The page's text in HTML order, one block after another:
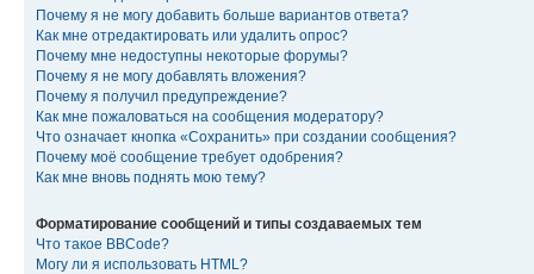
Почему я не могу добавить больше вариантов ответа?
Как мне отредактировать или удалить опрос?
Почему мне недоступны некоторые форумы?
Почему я не могу добавлять вложения?
Почему я получил предупреждение?
Как мне пожаловаться на сообщения модератору?
Что означает кнопка «Сохранить» при создании сообщения?
Почему моё сообщение требует одобрения?
Как мне вновь поднять мою тему?
Форматирование сообщений и типы создаваемых тем
Что такое BBCode?
Могу ли я использовать HTML?